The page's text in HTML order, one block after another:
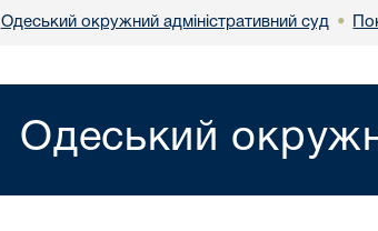
Одеський окружний адміністративний суд •
Одеський